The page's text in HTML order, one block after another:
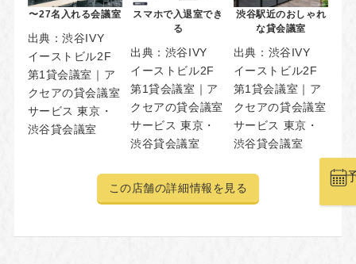
〜27名入れる会議室
出典：渋谷IVY
イーストビル2F
第1貸会議室｜ア
クセアの貸会議室
サービス 東京・
渋谷貸会議室
スマホで入退室でき
る
出典： 渋谷IVY
イーストビル2F
第1貸会議室｜ア
クセアの貸会議室
サービス 東京・
渋谷貸会議室
渋谷駅近のおしゃれ
な貸会議室
出典： 渋谷IVY
イーストビル2F
第1貸会議室｜ア
クセアの貸会議室
サービス 東京・
渋谷貸会議室
この店舗の詳細情報を見る